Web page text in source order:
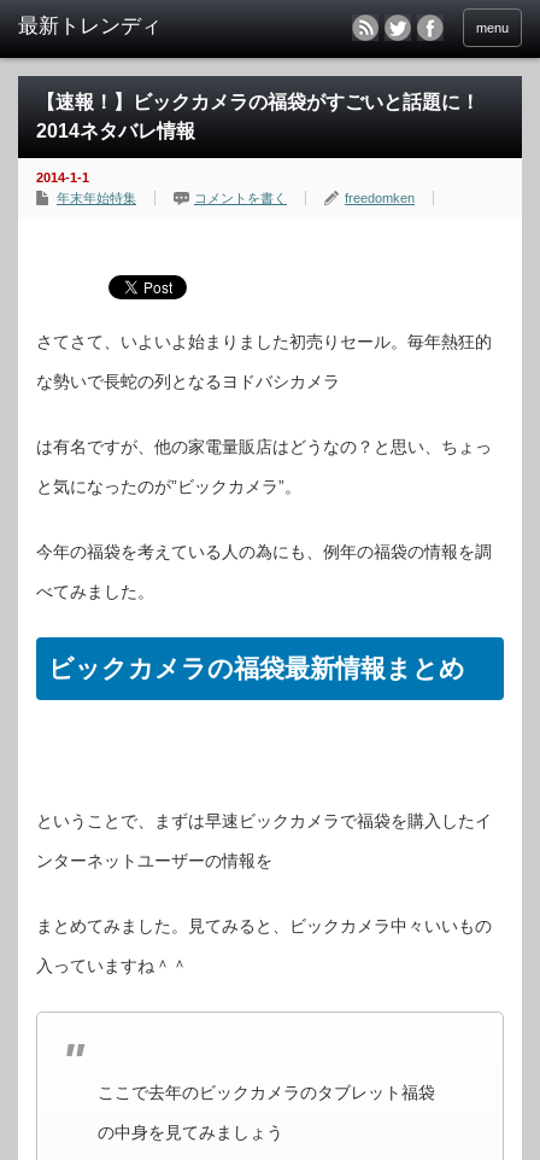
menu
【速報！】ビックカメラの福袋がすごいと話題に！
2014ネタバレ情報
2014-1-1
年末年始特集
コメントを書く freedomken
さてさて、いよいよ始まりました初売りセール。毎年熱狂的
な勢いで長蛇の列となるヨドバシカメラ
は有名ですが、他の家電量販店はどうなの？と思い、ちょっ
と気になったのが”ビックカメラ”。
今年の福袋を考えている人の為にも、例年の福袋の情報を調
べてみました。
ビックカメラの福袋最新情報まとめ
ということで、まずは早速ビックカメラで福袋を購入したイ
ンターネットユーザーの情報を
まとめてみました。見てみると、ビックカメラ中々いいもの
入っていますね＾＾
ここで去年のビックカメラのタブレット福袋
の中身を見てみましょう